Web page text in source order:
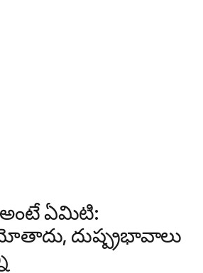
ఏమిటి:
దుష్ప్రభావాలు